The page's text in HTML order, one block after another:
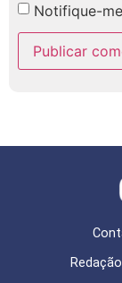
Notifique-